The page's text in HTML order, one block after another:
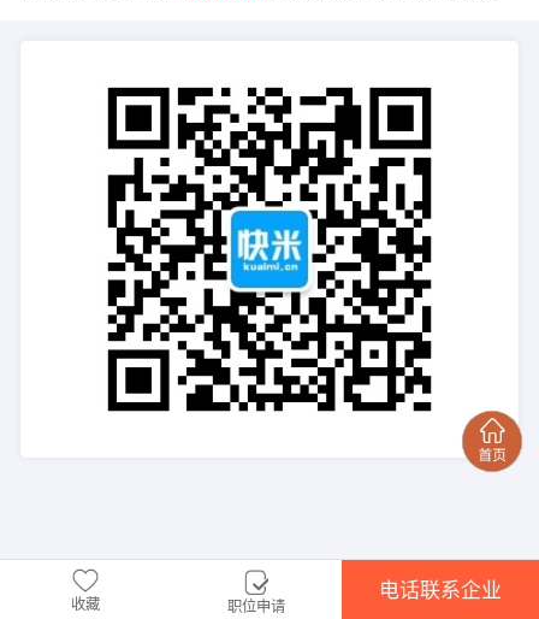
收藏 职位申请
电话联系企业